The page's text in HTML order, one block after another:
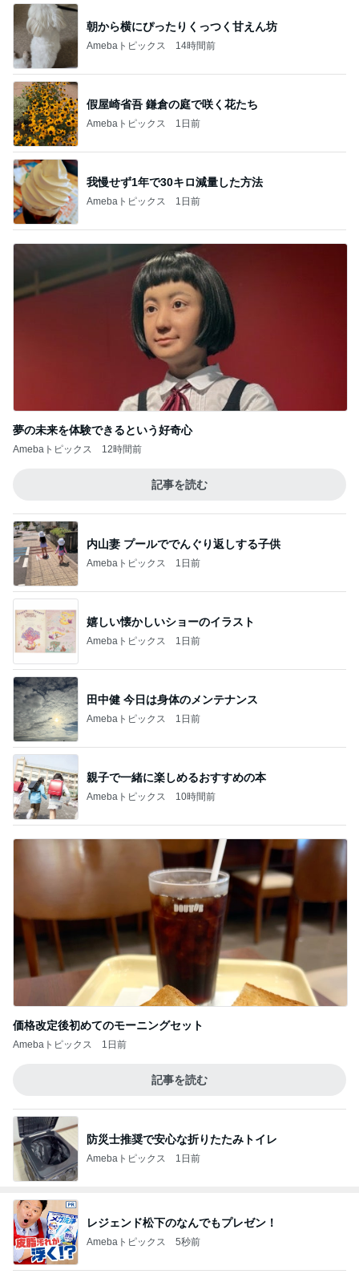
朝から横にぴったりくっつく甘えん坊
Amebaトピックス 14時間前
假屋崎省吾 鎌倉の庭で咲く花たち
Amebaトピックス 1日前
我慢せず1年で30キロ減量した方法
Amebaトピックス 1日前
夢の未来を体験できるという好奇心
Amebaトピックス 12時間前
記事を読む
内山妻 プールででんぐり返しする子供
Amebaトピックス 1日前
嬉しい懐かしいショーのイラスト
Amebaトピックス 1日前
田中健 今日は身体のメンテナンス
Amebaトピックス 1日前
親子で一緒に楽しめるおすすめの本
Amebaトピックス 10時間前
価格改定後初めてのモーニングセット
Amebaトピックス 1日前
記事を読む
防災士推奨で安心な折りたたみトイレ
Amebaトピックス 1日前
レジェンド松下のなんでもプレゼン！
Amebaトピックス 5秒前